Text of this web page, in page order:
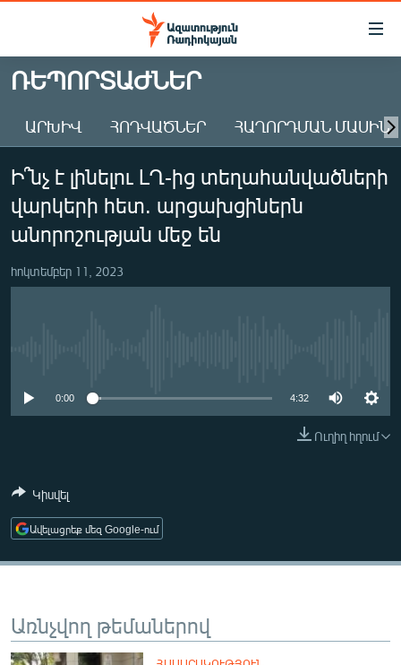
Մատչելիության
Անցնել
հիմնական
Անցնել
հիմնական
մենյուին
Որոնում
ԱԶԱՏՈՒԹՅՈՒՆ TV
ՀԱՅԱՍՏԱՆ
ԸՆՏՐՈՒԹՅՈՒՆՆԵՐ 2026
ԻՐԱՎՈՒՆՔ
ՏՆՏԵՍՈՒԹՅՈՒՆ
ՄԻՋԱԶԳԱՅԻՆ
ՄԵԿՆԱԲԱՆՈՒԹՅՈՒՆ
ՏՏ ԵՒ ԻՆՏԵՐՆԵՏ
ՏԵՍԱՆՅՈՒԹԵՐ
ՌԵՊՈՐՏԱԺՆԵՐ
ԱՐԽԻՎ ՀՈԴՎԱԾՆԵՐ ՀԱՂՈՐԴՄԱՆ ՄԱՍԻՆ
Ի՞նչ է լինելու ԼՂ-ից տեղահանվածների
վարկերի հետ. արցախցիներն
անորոշության մեջ են
հոկտեմբեր 11, 2023
0:00 4:32
Ուղիղ հղում
Կիսվել
Ավելացրեք մեզ Google-ում
Առնչվող թեմաներով